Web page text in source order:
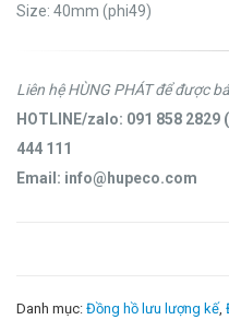
Size: 40mm (phi49)
Liên hệ HÙNG PHÁT để được
HOTLINE/zalo: 091 858 2829
444 111
Email: info@hupeco.com
Danh mục: Đồng hồ lưu lượng kế,